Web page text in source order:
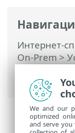
Интернет-
On-Prem>
к решению
We and our
optimized
and serve you